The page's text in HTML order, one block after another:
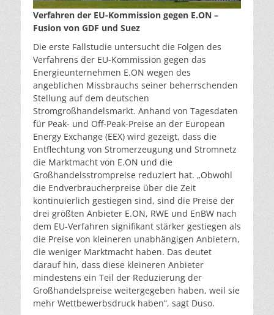
Verfahren der EU-Kommission gegen E.ON –
Fusion von GDF und Suez
Die erste Fallstudie untersucht die Folgen des
Verfahrens der EU-Kommission gegen das
Energieunternehmen E.ON wegen des
angeblichen Missbrauchs seiner beherrschenden
Stellung auf dem deutschen
Stromgroßhandelsmarkt. Anhand von Tagesdaten
für Peak- und Off-Peak-Preise an der European
Energy Exchange (EEX) wird gezeigt, dass die
Entflechtung von Stromerzeugung und Stromnetz
die Marktmacht von E.ON und die
Großhandelsstrompreise reduziert hat. „Obwohl
die Endverbraucherpreise über die Zeit
kontinuierlich gestiegen sind, sind die Preise der
drei größten Anbieter E.ON, RWE und EnBW nach
dem EU-Verfahren signifikant stärker gestiegen als
die Preise von kleineren unabhängigen Anbietern,
die weniger Marktmacht haben. Das deutet
darauf hin, dass diese kleineren Anbieter
mindestens ein Teil der Reduzierung der
Großhandelspreise weitergegeben haben, weil sie
mehr Wettbewerbsdruck haben“, sagt Duso.